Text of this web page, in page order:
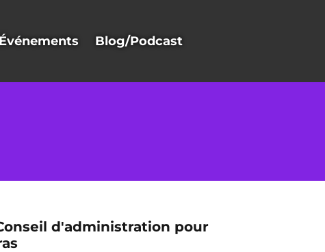
Événements Blog/Podcast
d'administration pour